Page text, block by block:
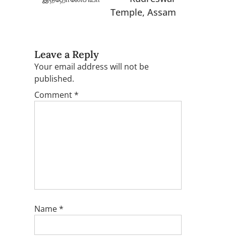
Temple, Assam
Leave a Reply
Your email address will not be
published.
Comment*
Name*